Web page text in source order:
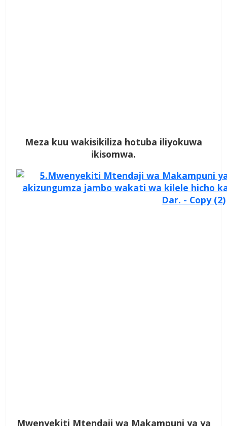
Meza kuu wakisikiliza hotuba iliyokuwa
ikisomwa.
Mwenyekiti Mtendaji wa Makampuni ya ya